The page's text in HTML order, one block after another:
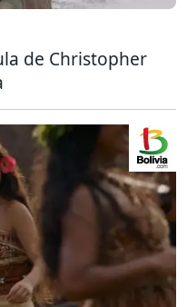
de Christopher